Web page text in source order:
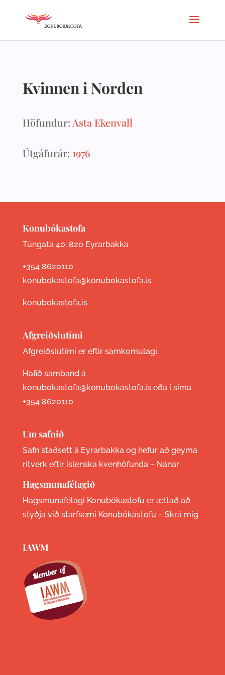
Kvinnen i Norden
Höfundur: Asta Ekenvall
Útgáfurár: 1976
Konubókastofa
Túngata 40, 820 Eyrarbakka
+354 8620110
konubokastofa@konubokastofa.is
konubokastofa.is
Afgreiðslutími
Afgreiðslutími er eftir samkomulagi.
Hafið samband á
konubokastofa@konubokastofa.is eða í síma
+354 8620110
Um safnið
Safn staðsett á Eyrarbakka og hefur að geyma
ritverk eftir íslenska kvenhöfunda – Nánar
Hagsmunafélagið
Hagsmunafélagi Konubókastofu er ætlað að
styðja við starfsemi Konubókastofu – Skrá mig
IAWM